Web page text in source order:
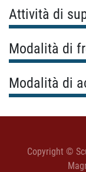
Attività di
Modalità di
Modalità di
Copyright ©